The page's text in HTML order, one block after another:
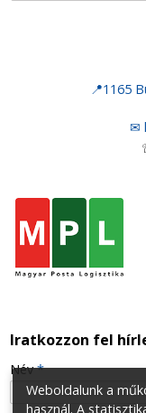
📍1165
✉
Iratkozzon fel
-Név*
Weboldalunk a
használ. A